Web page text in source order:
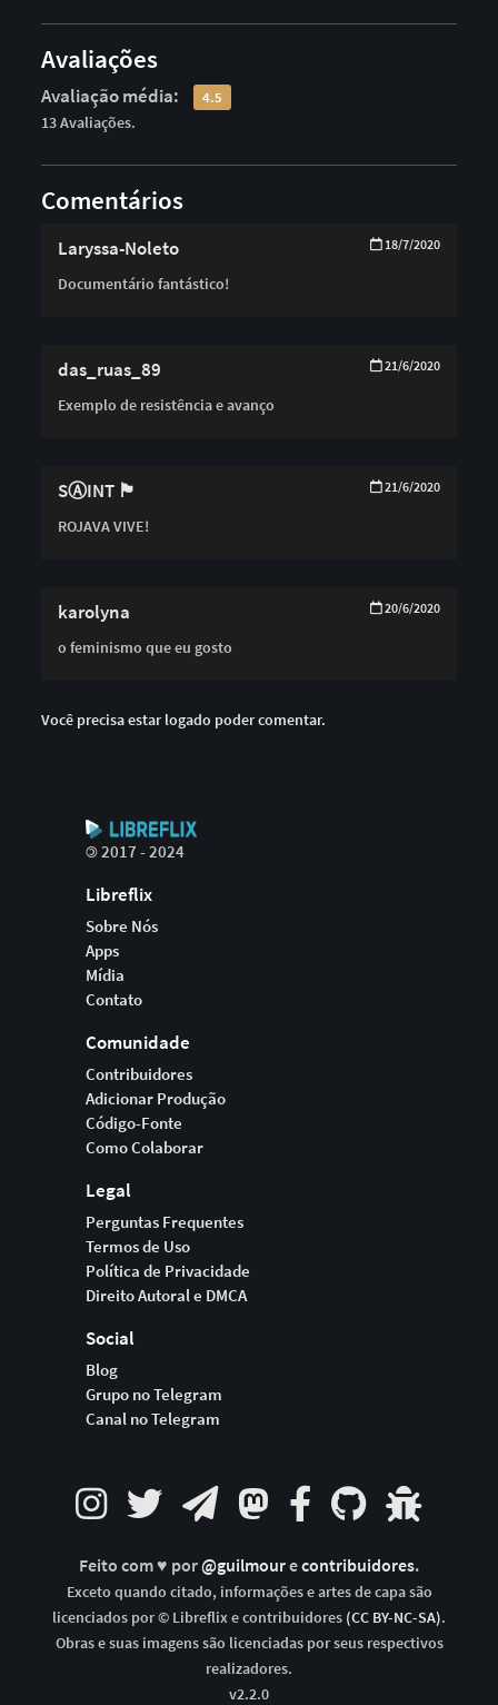
Avaliações
Avaliação média: 4.5
13 Avaliações.
Comentários
Laryssa-Noleto 18/7/2020
Documentário fantástico!
das_ruas_89 21/6/2020
Exemplo de resistência e avanço
SⒶINT 🏴 21/6/2020
ROJAVA VIVE!
karolyna 20/6/2020
o feminismo que eu gosto
Você precisa estar logado poder comentar.
©2017 - 2024
Libreflix
Sobre Nós
Apps
Mídia
Contato
Comunidade
Contribuidores
Adicionar Produção
Código-Fonte
Como Colaborar
Legal
Perguntas Frequentes
Termos de Uso
Política de Privacidade
Direito Autoral e DMCA
Social
Blog
Grupo no Telegram
Canal no Telegram
Feito com ♥ por@guilmourecontribuidores.
Exceto quando citado, informações e artes de capa são
licenciados por © Libreflix e contribuidores (CC BY-NC-SA).
Obras e suas imagens são licenciadas por seus respectivos
realizadores.
v2.2.0